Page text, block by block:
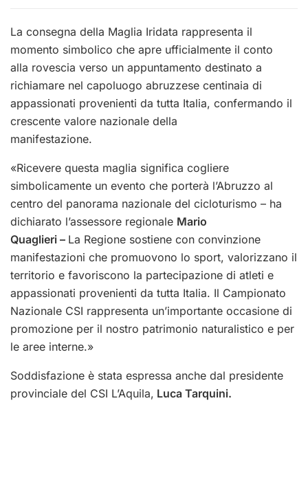
La consegna della Maglia Iridata rappresenta il
momento simbolico che apre ufficialmente il conto
alla rovescia verso un appuntamento destinato a
richiamare nel capoluogo abruzzese centinaia di
appassionati provenienti da tutta Italia, confermando il
crescente valore nazionale della
manifestazione.
«Ricevere questa maglia significa cogliere
simbolicamente un evento che porterà l’Abruzzo al
centro del panorama nazionale del cicloturismo – ha
dichiarato l’assessore regionale Mario
Quaglieri – La Regione sostiene con convinzione
manifestazioni che promuovono lo sport, valorizzano il
territorio e favoriscono la partecipazione di atleti e
appassionati provenienti da tutta Italia. Il Campionato
Nazionale CSI rappresenta un’importante occasione di
promozione per il nostro patrimonio naturalistico e per
le aree interne.»
Soddisfazione è stata espressa anche dal presidente
provinciale del CSI L’Aquila, Luca Tarquini.